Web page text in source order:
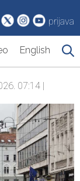
prijava
English
07:14 |